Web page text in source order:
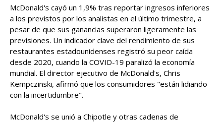
McDonald's cayó un 1,9% tras reportar ingresos inferiores
a los previstos por los analistas en el último trimestre, a
pesar de que sus ganancias superaron ligeramente las
previsiones. Un indicador clave del rendimiento de sus
restaurantes estadounidenses registró su peor caída
desde 2020, cuando la COVID-19 paralizó la economía
mundial. El director ejecutivo de McDonald's, Chris
Kempczinski, afirmó que los consumidores "están lidiando
con la incertidumbre".
McDonald's se unió a Chipotle y otras cadenas de